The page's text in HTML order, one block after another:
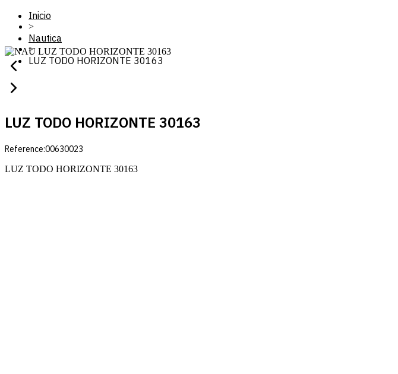
Inicio
>
Nautica
>
LUZ TODO HORIZONTE 30163
LUZ TODO HORIZONTE 30163
Reference:00630023
LUZ TODO HORIZONTE 30163